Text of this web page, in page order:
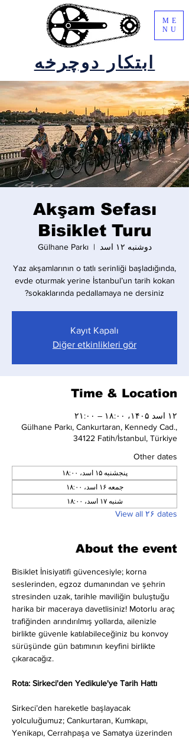
ابتکار دوچرخه
ME
NU
Akşam Sefası
Bisiklet Turu
دوشنبه ۱۲ اسد
  |
Gülhane Parkı
Yaz akşamlarının o tatlı serinliği başladığında,
evde oturmak yerine İstanbul’un tarih kokan
sokaklarında pedallamaya ne dersiniz?
Kayıt Kapalı
Diğer etkinlikleri gör
Time & Location
۱۲ اسد ۱۴۰۵، ۱۸:۰۰ – ۲۱:۰۰
Gülhane Parkı, Cankurtaran, Kennedy Cad.,
34122 Fatih/İstanbul, Türkiye
Other dates
پنجشنبه ۱۵ اسد، ۱۸:۰۰
جمعه ۱۶ اسد، ۱۸:۰۰
شنبه ۱۷ اسد، ۱۸:۰۰
View all ۲۶ dates
About the event
Bisiklet İnisiyatifi güvencesiyle; korna
seslerinden, egzoz dumanından ve şehrin
stresinden uzak, tarihle maviliğin buluştuğu
harika bir maceraya davetlisiniz! Motorlu araç
trafiğinden arındırılmış yollarda, ailenizle
birlikte güvenle katılabileceğiniz bu konvoy
sürüşünde gün batımının keyfini birlikte
çıkaracağız.
Rota: Sirkeci'den Yedikule'ye Tarih Hattı
Sirkeci’den hareketle başlayacak
yolculuğumuz; Cankurtaran, Kumkapı,
Yenikapı, Cerrahpaşa ve Samatya üzerinden